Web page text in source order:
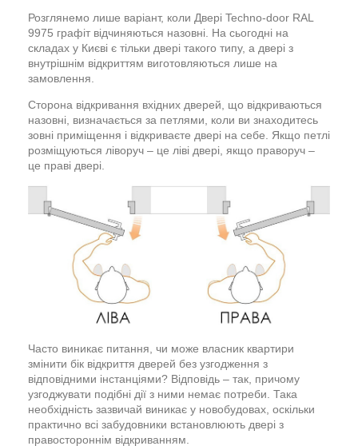
Розглянемо лише варіант, коли Двері Techno-door RAL
9975 графіт відчиняються назовні. На сьогодні на
складах у Києві є тільки двері такого типу, а двері з
внутрішнім відкриттям виготовляються лише на
замовлення.
Сторона відкривання вхідних дверей, що відкриваються
назовні, визначається за петлями, коли ви знаходитесь
зовні приміщення і відкриваєте двері на себе. Якщо петлі
розміщуються ліворуч – це ліві двері, якщо праворуч –
це праві двері.
Часто виникає питання, чи може власник квартири
змінити бік відкриття дверей без узгодження з
відповідними інстанціями? Відповідь – так, причому
узгоджувати подібні дії з ними немає потреби. Така
необхідність зазвичай виникає у новобудовах, оскільки
практично всі забудовники встановлюють двері з
правостороннім відкриванням.